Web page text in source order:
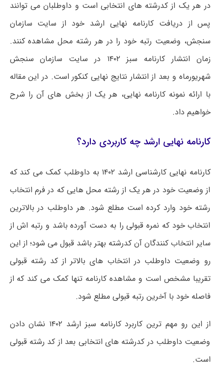
در هر یک از کدرشته های انتخابی است و داوطلبان می توانند
پس از دریافت کارنامه نهایی ارشد خود از سایت سازمان
سنجش، وضعیت رتبه خود را در هر رشته محل مشاهده کنند.
زمان انتشار کارنامه سبز ۱۴۰۲ در سایت سازمان سنجش
شهریورماه و بعد از انتشار نتایج نهایی کنکور است. در این مقاله
با ارائه نمونه کارنامه نهایی، هر یک از بخش های آن را شرح
خواهیم داد.
کارنامه نهایی ارشد چه کاربردی دارد؟
کارنامه نهایی کارشناسی ارشد ۱۴۰۲ به داوطلب کمک می کند که
از وضعیت خود در هر یک از رشته محل هایی که در فرم انتخاب
رشته خود وارد کرده است مطلع شود. هر داوطلب در بالاترین
انتخاب خود که نمره قبولی را به دست آورده باشد و رتبه اش از
سایر انتخاب کنندگان آن کدرشته بهتر باشد قبول می شود؛ از این
رو وضعیت داوطلب در انتخاب های بالاتر از کد رشته قبولی
تقریبا مشخص است و مشاهده کارنامه تنها کمک می کند که از
فاصله خود با آخرین رتبه قبولی مطلع شود.
از این رو مهم ترین کاربرد کارنامه سبز ارشد ۱۴۰۲ نشان دادن
وضعیت داوطلب در کدرشته های انتخابی بعد از کد رشته قبولی
است.